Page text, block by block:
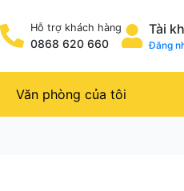
Hỗ trợ khách hàng
0868 620 660
Tài
Đăng
Văn phòng của tôi